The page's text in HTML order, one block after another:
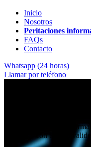
Inicio
Nosotros
Peritaciones
FAQs
Contacto
Whatsapp (24 horas)
Llamar por teléfono
Informes periciales
abogados con toda la